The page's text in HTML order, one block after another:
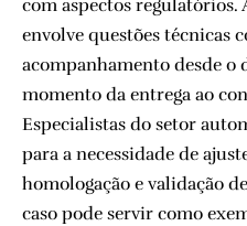
com aspectos
envolve questões técnicas
acompanhamento desde o
momento da entrega ao
Especialistas do setor
para a necessidade de
homologação e validação
caso pode servir como